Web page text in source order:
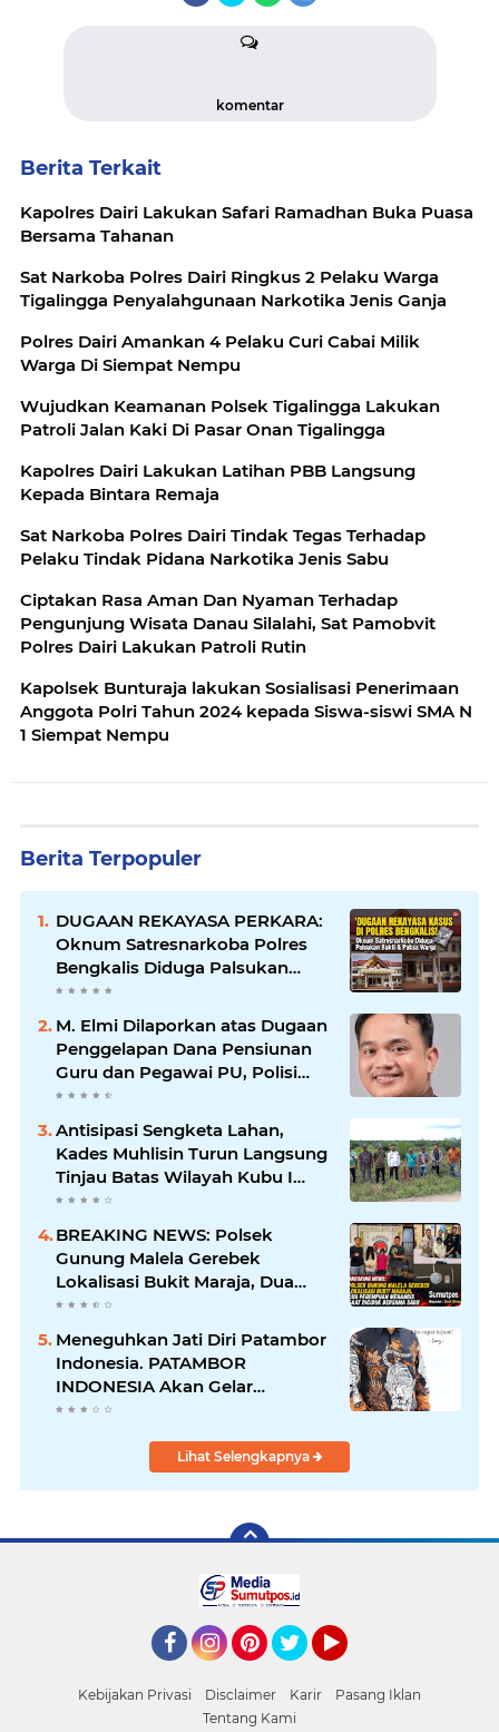
komentar
Berita Terkait
Kapolres Dairi Lakukan Safari Ramadhan Buka Puasa
Bersama Tahanan
Sat Narkoba Polres Dairi Ringkus 2 Pelaku Warga
Tigalingga Penyalahgunaan Narkotika Jenis Ganja
Polres Dairi Amankan 4 Pelaku Curi Cabai Milik
Warga Di Siempat Nempu
Wujudkan Keamanan Polsek Tigalingga Lakukan
Patroli Jalan Kaki Di Pasar Onan Tigalingga
Kapolres Dairi Lakukan Latihan PBB Langsung
Kepada Bintara Remaja
Sat Narkoba Polres Dairi Tindak Tegas Terhadap
Pelaku Tindak Pidana Narkotika Jenis Sabu
Ciptakan Rasa Aman Dan Nyaman Terhadap
Pengunjung Wisata Danau Silalahi, Sat Pamobvit
Polres Dairi Lakukan Patroli Rutin
Kapolsek Bunturaja lakukan Sosialisasi Penerimaan
Anggota Polri Tahun 2024 kepada Siswa-siswi SMA N
1 Siempat Nempu
Berita Terpopuler
DUGAAN REKAYASA PERKARA:
Oknum Satresnarkoba Polres
Bengkalis Diduga Palsukan
Barang Bukti Hingga Paksa
Warga Hadir di TKP
M. Elmi Dilaporkan atas Dugaan
Penggelapan Dana Pensiunan
Guru dan Pegawai PU, Polisi
Pastikan Proses Hukum
Berjalan
Antisipasi Sengketa Lahan,
Kades Muhlisin Turun Langsung
Tinjau Batas Wilayah Kubu I
yang Diduga Diserobot PT Jatim
BREAKING NEWS: Polsek
Gunung Malela Gerebek
Lokalisasi Bukit Maraja, Dua
Perempuan Menangis Saat
Diciduk Bersama Sabu
Meneguhkan Jati Diri Patambor
Indonesia. PATAMBOR
INDONESIA Akan Gelar
RAKERNAS II Di Jakarta.
Lihat Selengkapnya
Kebijakan Privasi Disclaimer Karir
Pasang Iklan
Tentang Kami